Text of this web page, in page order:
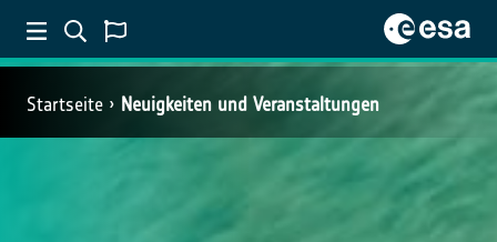
Startseite Neuigkeiten und Veranstaltungen